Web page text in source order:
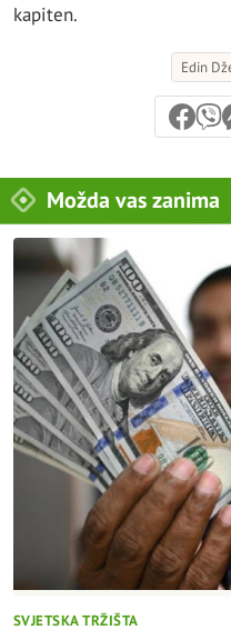
kapiten.
Edin
Možda vas zanima
SVJETSKA TRŽIŠTA